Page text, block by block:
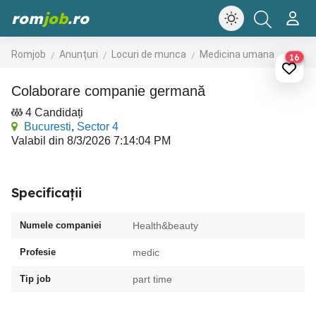
romjob.ro
Romjob Anunțuri Locuri de munca Medicina umana 16
Colaborare companie germană
4 Candidați
Bucuresti, Sector 4
Valabil din 8/3/2026 7:14:04 PM
Specificații
Numele companiei Health&beauty
Profesie medic
Tip job part time